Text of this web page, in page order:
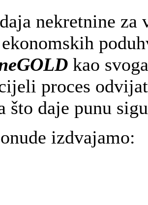
nekretnine za
kao
proces
što daje punu
izdvajamo: